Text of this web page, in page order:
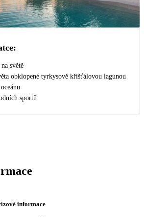
světě
obklopené tyrkysově křišťálovou lagunou
sportů
informace